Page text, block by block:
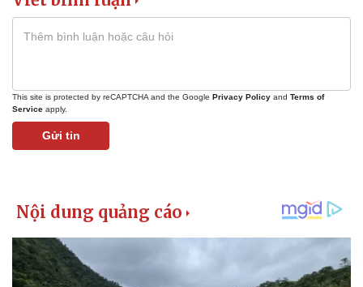
This site is protected by reCAPTCHA and the Google Privacy Policy and Terms of
Service apply.
Gửi tin